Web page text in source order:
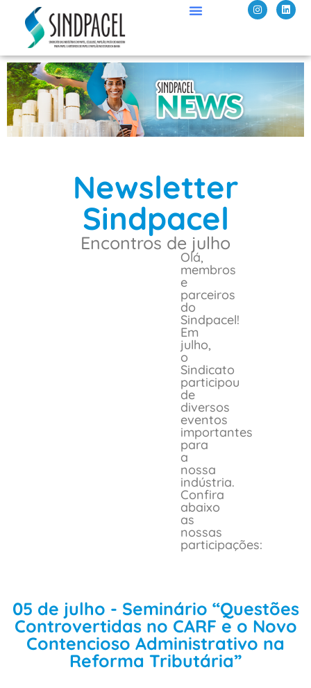
Newsletter
Sindpacel
Encontros de julho
Olá,
membros
e
parceiros
do
Sindpacel!
Em
julho,
o
Sindicato
participou
de
diversos
eventos
importantes
para
a
nossa
indústria.
Confira
abaixo
as
nossas
participações:
05 de julho - Seminário “Questões
Controvertidas no CARF e o Novo
Contencioso Administrativo na
Reforma Tributária”